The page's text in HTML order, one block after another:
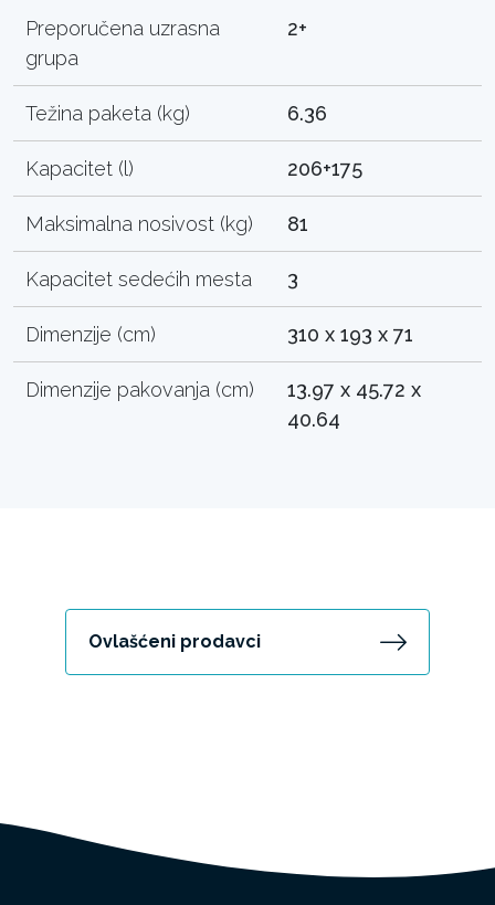
Preporučena uzrasna
grupa
2+
Težina paketa (kg) 6.36
Kapacitet (l) 206+175
Maksimalna nosivost (kg) 81
Kapacitet sedećih mesta 3
Dimenzije (cm) 310 x 193 x 71
Dimenzije pakovanja (cm)
13.97 x 45.72 x
40.64
Ovlašćeni prodavci